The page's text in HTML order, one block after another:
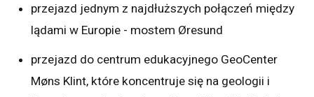
przejazd jednym z najdłuższych połączeń między
lądami w Europie - mostem Øresund
przejazd do centrum edukacyjnego GeoCenter
Møns Klint, które koncentruje się na geologii i